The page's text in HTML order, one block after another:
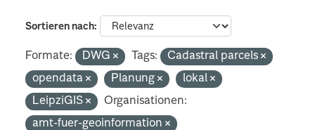
Sortieren nach
Formate: DWG Tags:
Cadastral parcels
opendata
Planung
lokal
LeipziGIS
Organisationen:
amt-fuer-geoinformation